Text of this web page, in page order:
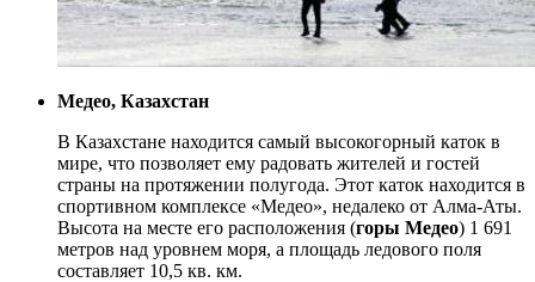
Медео, Казахстан
В Казахстане находится самый высокогорный каток в
мире, что позволяет ему радовать жителей и гостей
страны на протяжении полугода. Этот каток находится в
спортивном комплексе «Медео», недалеко от Алма-Аты.
Высота на месте его расположения (горы Медео) 1 691
метров над уровнем моря, а площадь ледового поля
составляет 10,5 кв. км.